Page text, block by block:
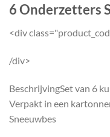
6 Onderzetters
<div
/div>
BeschrijvingSet van 6
Verpakt in een
Sneeuwbes